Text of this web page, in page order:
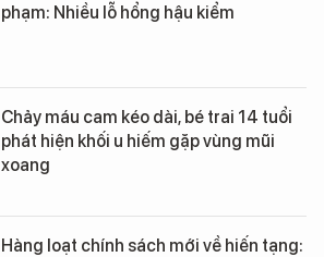
phạm: Nhiều lỗ hổng hậu kiểm
Chảy máu cam kéo dài, bé trai 14 tuổi
phát hiện khối u hiếm gặp vùng mũi
xoang
Hàng loạt chính sách mới về hiến tạng: